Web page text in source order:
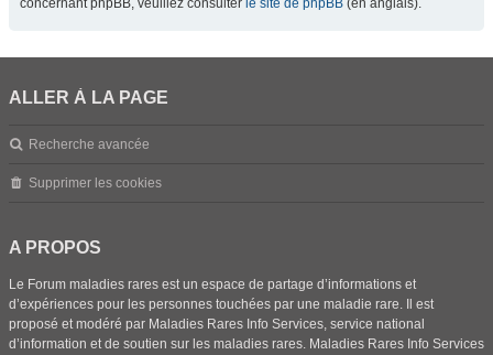
concernant phpBB, veuillez consulter le site de phpBB (en anglais).
ALLER À LA PAGE
Recherche avancée
Supprimer les cookies
A PROPOS
Le Forum maladies rares est un espace de partage d’informations et
d’expériences pour les personnes touchées par une maladie rare. Il est
proposé et modéré par Maladies Rares Info Services, service national
d’information et de soutien sur les maladies rares. Maladies Rares Info Services